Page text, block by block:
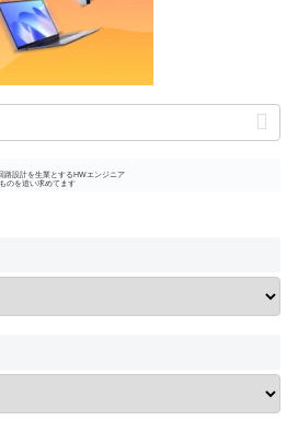
路設計を生業とするHWエンジニア
のを追い求めてます